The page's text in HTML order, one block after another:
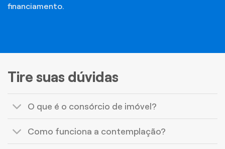
financiamento.
Tire suas dúvidas
O que é o consórcio de imóvel?
Como funciona a contemplação?